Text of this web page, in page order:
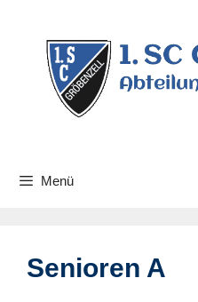
Menü
Senioren A